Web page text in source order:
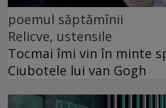
poemul săptămînii
Relicve, ustensile
Tocmai îmi vin în minte
Ciubotele lui van Gogh